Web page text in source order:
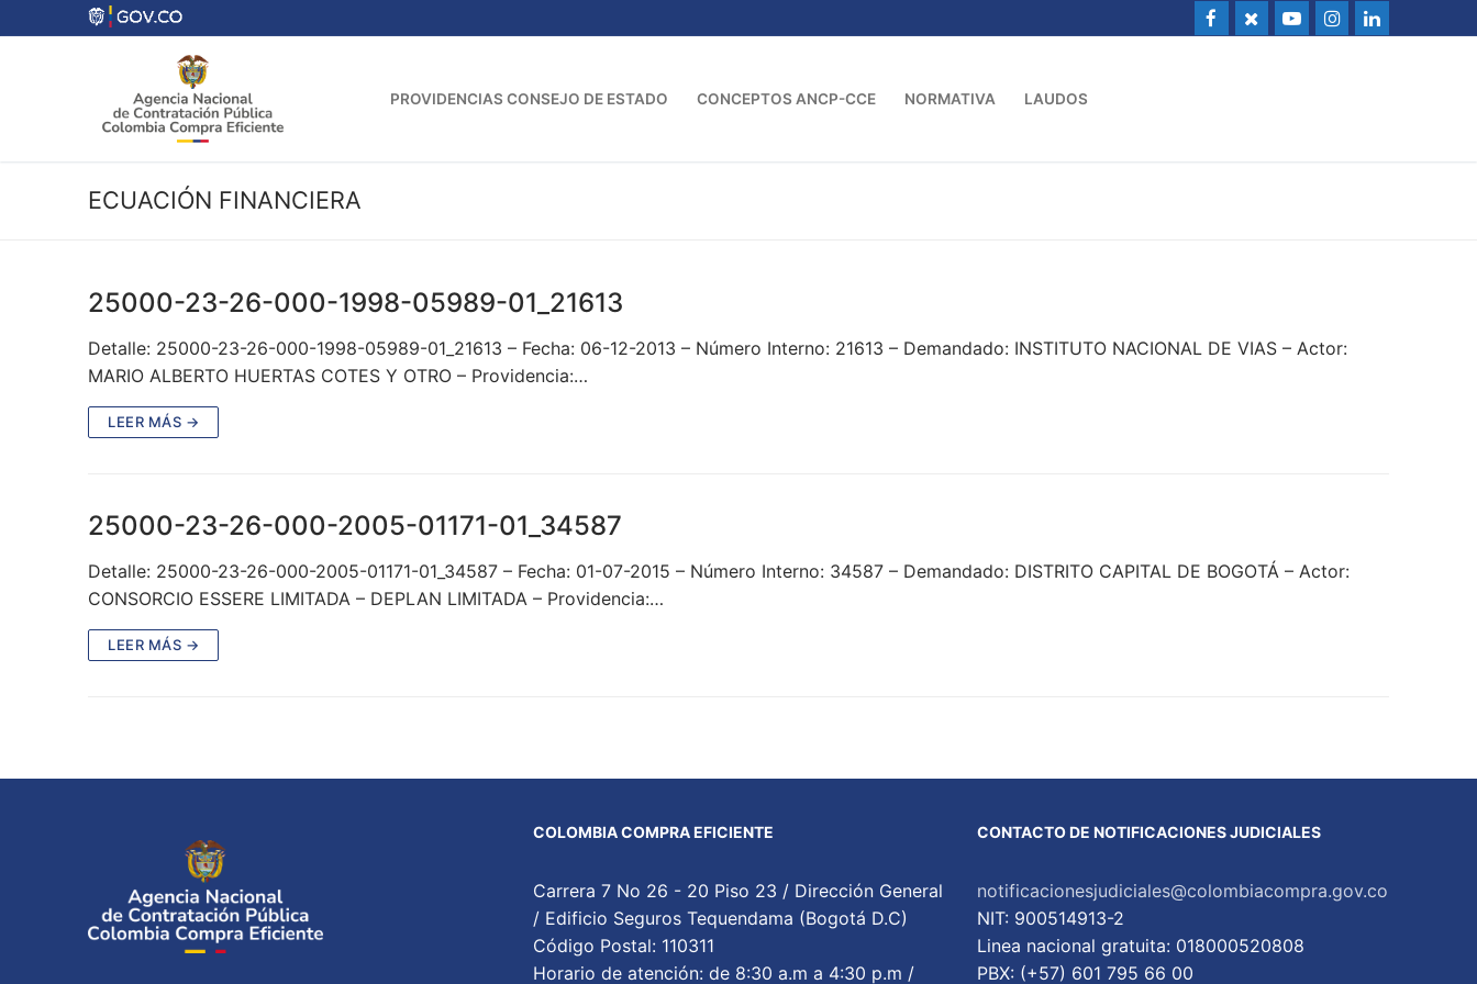
al
PROVIDENCIAS CONSEJO DE ESTADO CONCEPTOS ANCP-CCE NORMATIVA LAUDOS
ECUACIÓN FINANCIERA
25000-23-26-000-1998-05989-01_21613
Detalle: 25000-23-26-000-1998-05989-01_21613 – Fecha: 06-12-2013 – Número Interno: 21613 – Demandado: INSTITUTO NACIONAL DE VIAS – Actor:
MARIO ALBERTO HUERTAS COTES Y OTRO – Providencia:…
LEER MÁS →
25000-23-26-000-2005-01171-01_34587
Detalle: 25000-23-26-000-2005-01171-01_34587 – Fecha: 01-07-2015 – Número Interno: 34587 – Demandado: DISTRITO CAPITAL DE BOGOTÁ – Actor:
CONSORCIO ESSERE LIMITADA – DEPLAN LIMITADA – Providencia:…
LEER MÁS →
COLOMBIA COMPRA EFICIENTE
Carrera 7 No 26 - 20 Piso 23 / Dirección General
/ Edificio Seguros Tequendama (Bogotá D.C)
Código Postal: 110311
Horario de atención: de 8:30 a.m a 4:30 p.m /
CONTACTO DE NOTIFICACIONES JUDICIALES
notificacionesjudiciales@colombiacompra.gov.co
NIT: 900514913-2
Linea nacional gratuita: 018000520808
PBX: (+57) 601 795 66 00